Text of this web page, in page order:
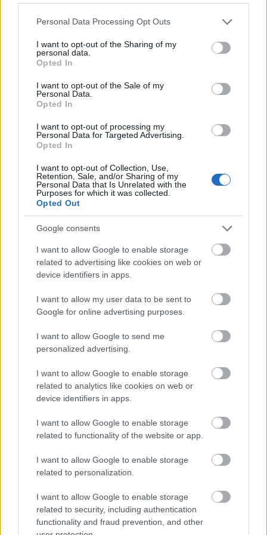
Please note that this website/app uses one or more Google
not limited to your visit or usage behaviour. You may click to
grant or deny consent to Google and its third-party tags to
use your data for below specified purposes in below Google
consent section.
Personal Data Processing Opt Outs
I want to opt-out of the Sharing of my
personal data.
Opted In
I want to opt-out of the Sale of my
Personal Data.
Opted In
I want to opt-out of processing my
Personal Data for Targeted Advertising.
Opted In
I want to opt-out of Collection, Use,
Retention, Sale, and/or Sharing of my
Personal Data that Is Unrelated with the
Purposes for which it was collected.
Opted Out
Google consents
I want to allow Google to enable storage
related to advertising like cookies on web or
device identifiers in apps.
I want to allow my user data to be sent to
Google for online advertising purposes.
I want to allow Google to send me
personalized advertising.
I want to allow Google to enable storage
related to analytics like cookies on web or
device identifiers in apps.
I want to allow Google to enable storage
related to functionality of the website or app.
I want to allow Google to enable storage
related to personalization.
I want to allow Google to enable storage
related to security, including authentication
functionality and fraud prevention, and other
2014. október 24.
mint lelkes felhasználó és férjem, mint szkeptikus
gépész magyarázott az érdeklődőknek a ...
Na, mit mondtam?!
Erősné Bíró Imola
Design a 3D nyomtatás tükrében címmel
konferenciát szerveztek ma a Design Terminálban.
A legizgalmasabb előadások a viselhető 3D
nyomtatóval ...
Divat, design, 3D
Erősné Bíró Imola•2014. október 03.
A Design Hét tiszteletére utána jártunk:
Ha nincs egy rongyom, amit felvegyek, segíthet-e a
3D nyomtató? Ha eltekintünk az időtől és a ...
3 jó ok, hogy részt vegyél a 3D
nyomtatás napon
ahol élőben találkozhattok velünk.
TELTHÁZASAK LESZÜNK!
3D nyomtató unboxing